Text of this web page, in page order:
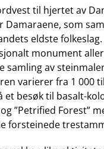
til hjertet av
Damaraene, som
eldste
monument
samling av
varierer fra 1 000
et besøk til basalt-
”Petrified Forest”
forsteinede